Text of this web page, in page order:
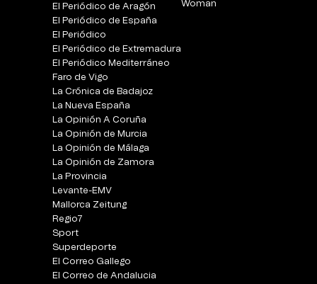
El Periódico de Aragón
El Periódico de España
El Periódico
El Periódico de Extremadura
El Periódico Mediterráneo
Faro de Vigo
La Crónica de Badajoz
La Nueva España
La Opinión A Coruña
La Opinión de Murcia
La Opinión de Málaga
La Opinión de Zamora
La Provincia
Levante-EMV
Mallorca Zeitung
Regio7
Sport
Superdeporte
El Correo Gallego
El Correo de Andalucia
Woman